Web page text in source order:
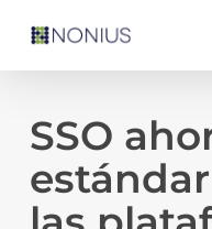
content
SSO